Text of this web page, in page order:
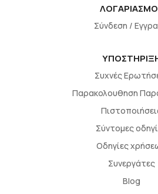
Σύνδεση /
Συχνές
Παρακολουθηση
Σύντομες
Οδηγίες
Συνεργάτες
Blog